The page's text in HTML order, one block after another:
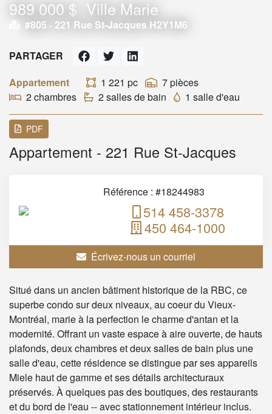
989 000 $ Ville Marie
#805 - 221 Rue St-Jacques H2Y1M6
Appartement 1 221 pc
7 pièces
2 chambres
2 salles de bain 1 salle d'eau
PARTAGER
PDF
Appartement - 221 Rue St-Jacques
Référence : #18244983
514 458-3378
450 464-1000
Écrivez-nous un courriel
Situé dans un ancien bâtiment historique de la RBC, ce
superbe condo sur deux niveaux, au coeur du Vieux-
Montréal, marie à la perfection le charme d'antan et la
modernité. Offrant un vaste espace à aire ouverte, de hauts
plafonds, deux chambres et deux salles de bain plus une
salle d'eau, cette résidence se distingue par ses appareils
Miele haut de gamme et ses détails architecturaux
préservés. À quelques pas des boutiques, des restaurants
et du bord de l'eau -- avec stationnement intérieur inclus.